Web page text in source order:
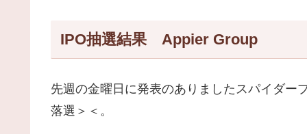
IPO抽選結果 Appier Group
先週の金曜日に発表のありましたスパイダー
落選＞＜。